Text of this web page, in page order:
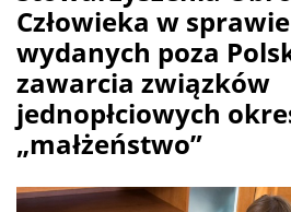
Człowieka w
wydanych poza
zawarcia związków
jednopłciowych
„małżeństwo”